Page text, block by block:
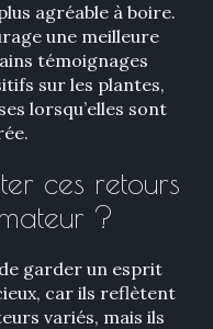
agréable à boire.
une meilleure
témoignages
sur les plantes,
lorsqu’elles sont
ces retours
?
garder un esprit
car ils reflètent
variés, mais ils